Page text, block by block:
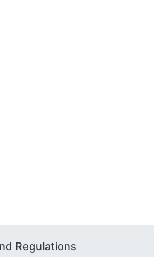
Regulations